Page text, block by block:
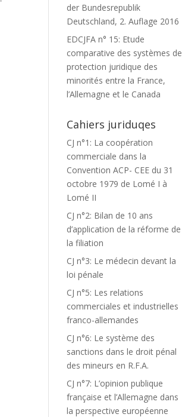
der Bundesrepublik
Deutschland, 2. Auflage 2016
EDCJFA n° 15: Etude
comparative des systèmes de
protection juridique des
minorités entre la France,
l’Allemagne et le Canada
Cahiers juriduqes
CJ n°1: La coopération
commerciale dans la
Convention ACP- CEE du 31
octobre 1979 de Lomé I à
Lomé II
CJ n°2: Bilan de 10 ans
d’application de la réforme de
la filiation
CJ n°3: Le médecin devant la
loi pénale
CJ n°5: Les relations
commerciales et industrielles
franco-allemandes
CJ n°6: Le système des
sanctions dans le droit pénal
des mineurs en R.F.A.
CJ n°7: L’opinion publique
française et l’Allemagne dans
la perspective européenne